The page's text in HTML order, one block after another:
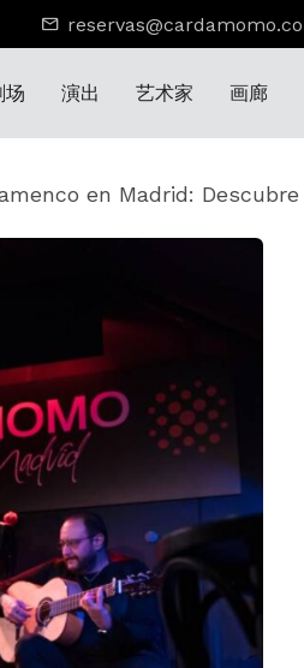
场 演出 艺术家 画廊
en Madrid: